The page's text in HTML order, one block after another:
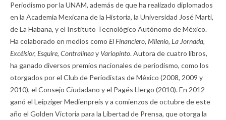
Periodismo por la UNAM, además de que ha realizado diplomados
en la Academia Mexicana de la Historia, la Universidad José Martí,
de La Habana, y el Instituto Tecnológico Autónomo de México.
Ha colaborado en medios como El Financiero, Milenio, La Jornada,
Excélsior, Esquire, Contralíneay Variopinto. Autora de cuatro libros,
ha ganado diversos premios nacionales de periodismo, como los
otorgados por el Club de Periodistas de México (2008, 2009 y
2010), el Consejo Ciudadano y el Pagés Llergo (2010). En 2012
ganó el Leipziger Medienpreis y a comienzos de octubre de este
año el Golden Victoria para la Libertad de Prensa, que otorga la